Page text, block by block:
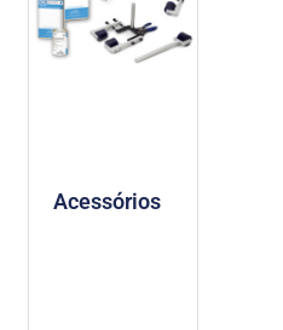
Acessórios